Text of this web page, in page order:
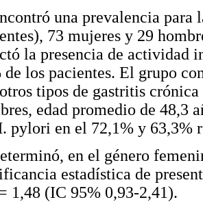
una prevalencia
73 mujeres y 29
la presencia de actividad
de los pacientes. El grupo
tipos de gastritis
edad promedio de 48,3
pylori en el 72,1% y 63,3%
en el género
estadística de
1,48 (IC 95% 0,93-2,41).